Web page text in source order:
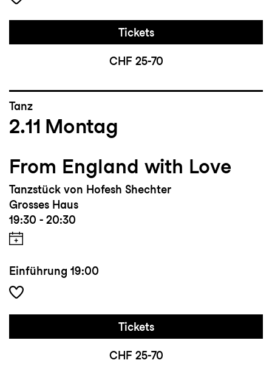
Tickets
CHF 25-70
Tanz
2.11 Montag
From England with Love
Tanzstück von Hofesh Shechter
Grosses Haus
19:30 - 20:30
Einführung 19:00
Tickets
CHF 25-70